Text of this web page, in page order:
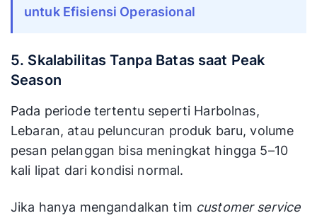
untuk Efisiensi Operasional
5. Skalabilitas Tanpa Batas saat Peak
Season
Pada periode tertentu seperti Harbolnas,
Lebaran, atau peluncuran produk baru, volume
pesan pelanggan bisa meningkat hingga 5–10
kali lipat dari kondisi normal.
Jika hanya mengandalkan tim customer service